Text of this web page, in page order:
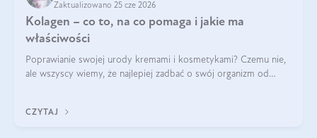
Zaktualizowano 25 cze 2026
Kolagen – co to, na co pomaga i jakie ma
właściwości
Poprawianie swojej urody kremami i kosmetykami? Czemu nie,
ale wszyscy wiemy, że najlepiej zadbać o swój organizm od
wysokiej jakości suplem
CZYTAJ